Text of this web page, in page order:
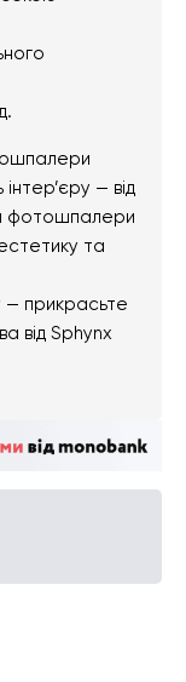
— від
фотошпалери
та
— прикрасьте
від Sphynx